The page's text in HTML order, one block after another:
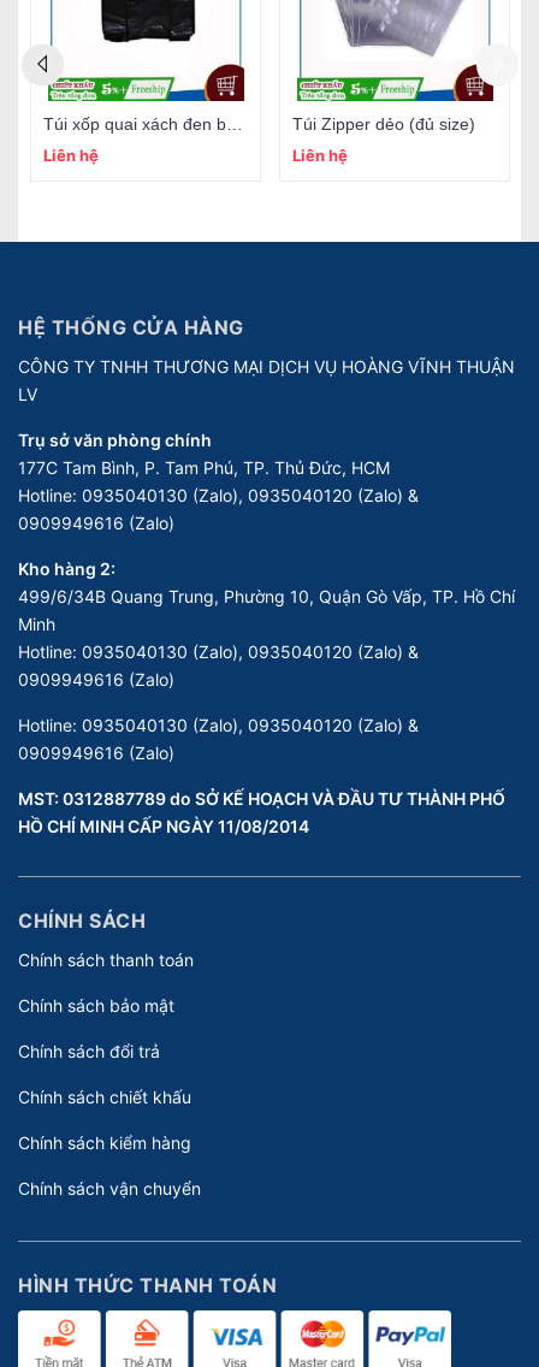
Liên hệ
Túi Zipper dẻo (đủ size)
Liên hệ
HỆ THỐNG CỬA HÀNG
CÔNG TY TNHH THƯƠNG MẠI DỊCH VỤ HOÀNG VĨNH THUẬN
LV
Trụ sở văn phòng chính
177C Tam Bình, P. Tam Phú, TP. Thủ Đức, HCM
Hotline: 0935040130 (Zalo), 0935040120 (Zalo) &
0909949616 (Zalo)
Kho hàng 2:
499/6/34B Quang Trung, Phường 10, Quận Gò Vấp, TP. Hồ Chí
Minh
Hotline: 0935040130 (Zalo), 0935040120 (Zalo) &
0909949616 (Zalo)
Hotline: 0935040130 (Zalo), 0935040120 (Zalo) &
0909949616 (Zalo)
MST: 0312887789 do SỞ KẾ HOẠCH VÀ ĐẦU TƯ THÀNH PHỐ
HỒ CHÍ MINH CẤP NGÀY 11/08/2014
CHÍNH SÁCH
Chính sách thanh toán
Chính sách bảo mật
Chính sách đổi trả
Chính sách chiết khấu
Chính sách kiểm hàng
Chính sách vận chuyển
HÌNH THỨC THANH TOÁN